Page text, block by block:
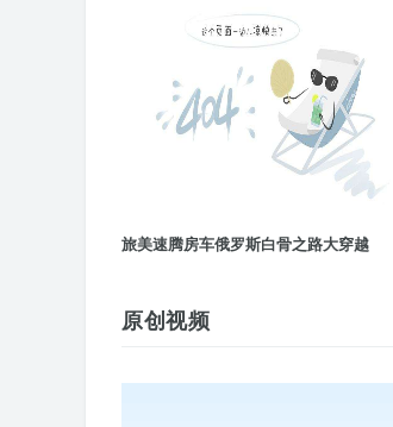
旅美速腾房车俄罗斯白骨之路大穿越
原创视频